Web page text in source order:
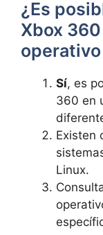
¿Es
Xbox
Sí, es
360 en
Existen
Linux.